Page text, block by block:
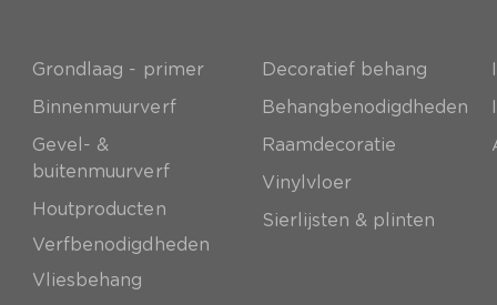
Grondlaag - primer
Binnenmuurverf
Gevel- &
buitenmuurverf
Houtproducten
Verfbenodigdheden
Vliesbehang
Decoratief behang
Behangbenodigdheden
Raamdecoratie
Vinylvloer
Sierlijsten & plinten